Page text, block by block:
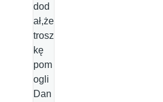
dod
ał,że
trosz
kę
pom
ogli
Dan